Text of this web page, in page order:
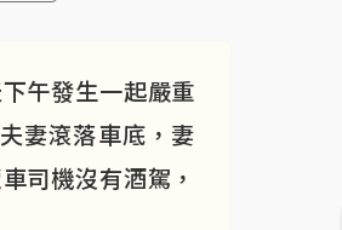
午發生一起嚴重
妻滾落車底，妻
司機沒有酒駕，